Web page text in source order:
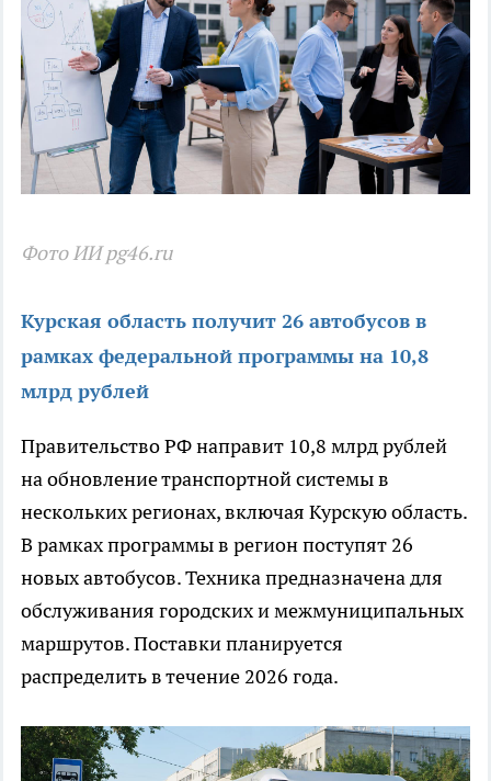
Фото ИИ pg46.ru
Курская область получит 26 автобусов в
рамках федеральной программы на 10,8
млрд рублей
Правительство РФ направит 10,8 млрд рублей
на обновление транспортной системы в
нескольких регионах, включая Курскую область.
В рамках программы в регион поступят 26
новых автобусов. Техника предназначена для
обслуживания городских и межмуниципальных
маршрутов. Поставки планируется
распределить в течение 2026 года.